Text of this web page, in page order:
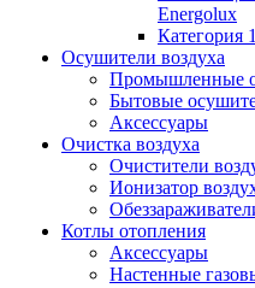
Energolux
Категория 1
Осушители воздуха
Промышленные
Бытовые
Аксессуары
Очистка воздуха
Очистители
Ионизатор
Котлы отопления
Аксессуары
Настенные